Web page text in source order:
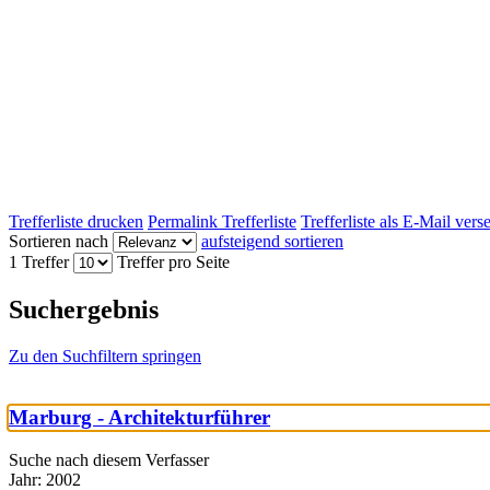
Trefferliste drucken Permalink Trefferliste Trefferliste als E-Mail
Sortieren nach
aufsteigend sortieren
1 Treffer
Treffer pro Seite
Suchergebnis
Zu den Suchfiltern springen
Marburg - Architekturführer
Suche nach diesem Verfasser
Jahr: 2002